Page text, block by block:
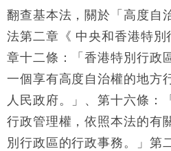
翻查基本法，關於「高度自
法第二章《 中央和香港特別
章十二條：「香港特別行政
一個享有高度自治權的地方
人民政府。」、第十六條：
行政管理權，依照本法的有
別行政區的行政事務。」 第